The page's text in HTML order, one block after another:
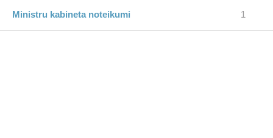
Ministru kabineta noteikumi 1